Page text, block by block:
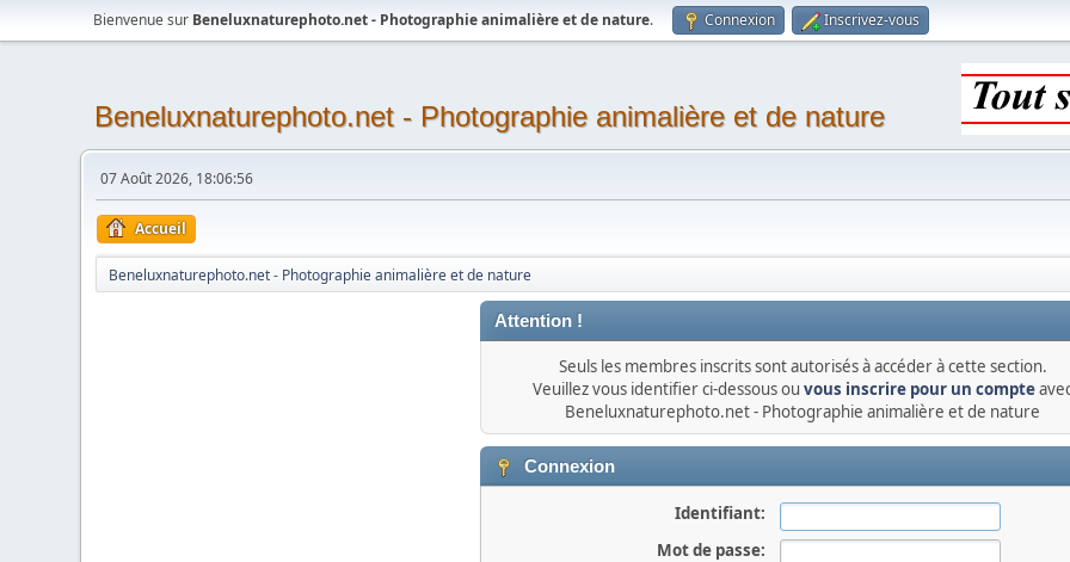
Bienvenue sur Beneluxnaturephoto.net - Photographie animalière et de nature. Connexion Inscrivez-vous
Beneluxnaturephoto.net - Photographie animalière et de nature
07 Août 2026, 18:06:56
Accueil
Beneluxnaturephoto.net - Photographie animalière et de nature
Attention !
Seuls les membres inscrits sont autorisés à accéder à cette section.
Veuillez vous identifier ci-dessous ou vous inscrire pour un compte
Beneluxnaturephoto.net - Photographie animalière et de nature
Connexion
Identifiant:
Mot de passe: